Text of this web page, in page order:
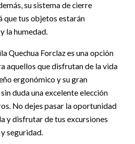
su sistema de cierre
que tus objetos estarán
la humedad.
Quechua Forclaz es una opción
aquellos que disfrutan de la vida
ergonómico y su gran
duda una excelente elección
No dejes pasar la oportunidad
y disfrutar de tus excursiones
seguridad.